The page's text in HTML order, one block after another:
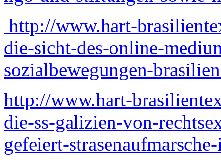
http://www.hart-
die-sicht-des-online-
sozialbewegungen-
http://www.hart-
die-ss-galizien-von-
gefeiert-